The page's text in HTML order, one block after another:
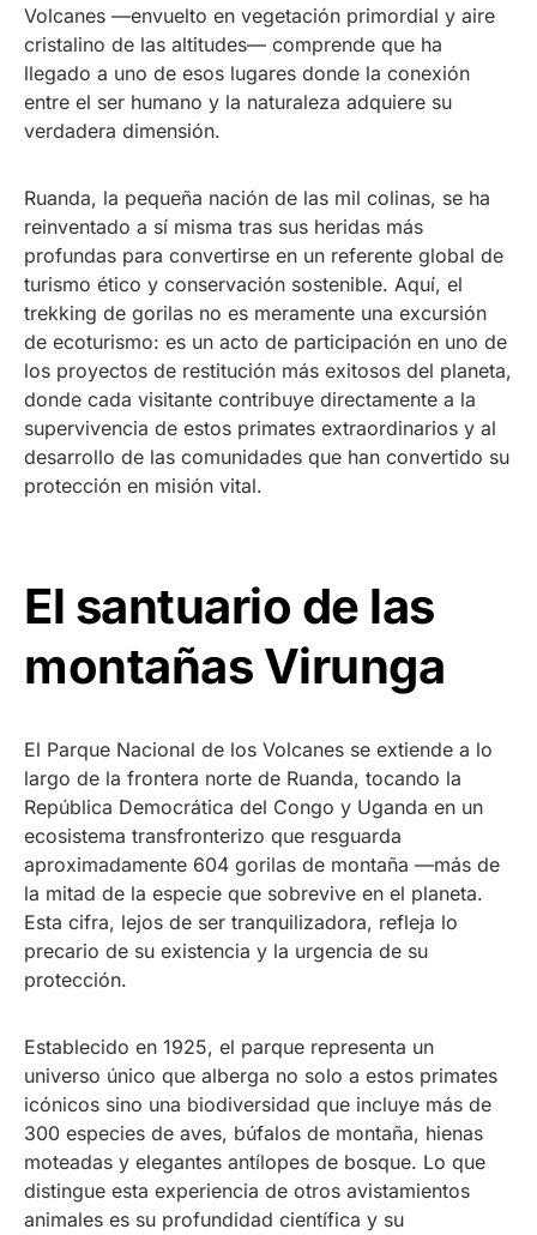
Volcanes —envuelto en vegetación primordial y aire
cristalino de las altitudes— comprende que ha
llegado a uno de esos lugares donde la conexión
entre el ser humano y la naturaleza adquiere su
verdadera dimensión.
Ruanda, la pequeña nación de las mil colinas, se ha
reinventado a sí misma tras sus heridas más
profundas para convertirse en un referente global de
turismo ético y conservación sostenible. Aquí, el
trekking de gorilas no es meramente una excursión
de ecoturismo: es un acto de participación en uno de
los proyectos de restitución más exitosos del planeta,
donde cada visitante contribuye directamente a la
supervivencia de estos primates extraordinarios y al
desarrollo de las comunidades que han convertido su
protección en misión vital.
El santuario de las
montañas Virunga
El Parque Nacional de los Volcanes se extiende a lo
largo de la frontera norte de Ruanda, tocando la
República Democrática del Congo y Uganda en un
ecosistema transfronterizo que resguarda
aproximadamente 604 gorilas de montaña —más de
la mitad de la especie que sobrevive en el planeta.
Esta cifra, lejos de ser tranquilizadora, refleja lo
precario de su existencia y la urgencia de su
protección.
Establecido en 1925, el parque representa un
universo único que alberga no solo a estos primates
icónicos sino una biodiversidad que incluye más de
300 especies de aves, búfalos de montaña, hienas
moteadas y elegantes antílopes de bosque. Lo que
distingue esta experiencia de otros avistamientos
animales es su profundidad científica y su